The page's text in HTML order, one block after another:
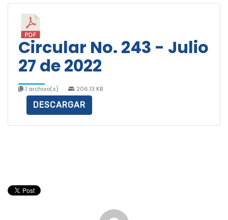
Circular No. 243 - Julio
27 de 2022
1 archivo(s) 206.13 KB
DESCARGAR